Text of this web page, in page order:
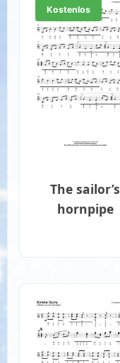
Kostenlos
The sailor’s
hornpipe